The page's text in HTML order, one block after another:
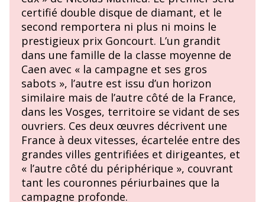
certifié double disque de diamant, et le
second remportera ni plus ni moins le
prestigieux prix Goncourt. L’un grandit
dans une famille de la classe moyenne de
Caen avec « la campagne et ses gros
sabots », l’autre est issu d’un horizon
similaire mais de l’autre côté de la France,
dans les Vosges, territoire se vidant de ses
ouvriers. Ces deux œuvres décrivent une
France à deux vitesses, écartelée entre des
grandes villes gentrifiées et dirigeantes, et
« l’autre côté du périphérique », couvrant
tant les couronnes périurbaines que la
campagne profonde.